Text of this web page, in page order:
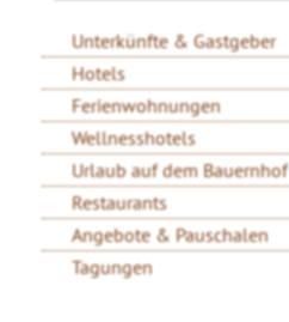
Unterkünfte & Gastgeber
Hotels
Ferienwohnungen
Wellnesshotels
Urlaub auf dem Bauernhof
Restaurants
Angebote & Pauschalen
Tagungen